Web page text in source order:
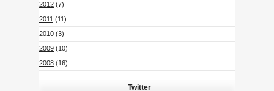
2012 (7)
2011 (11)
2010 (3)
2009 (10)
2008 (16)
Twitter